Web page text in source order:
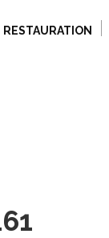
RESTAURATION